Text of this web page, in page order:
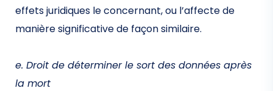
effets juridiques le concernant, ou l’affecte de
manière significative de façon similaire.
e. Droit de déterminer le sort des données après
la mort